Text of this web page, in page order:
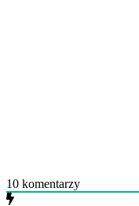
10 komentarzy